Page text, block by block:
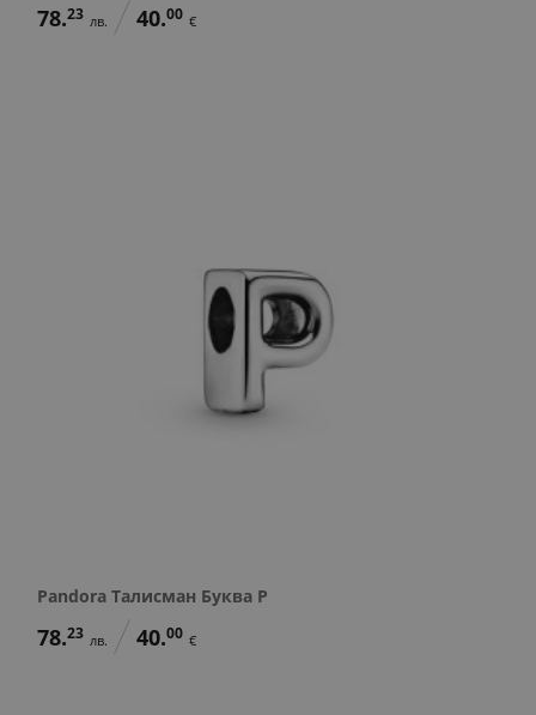
78.23 лв. 40.00 €
Pandora Талисман Буква P
78.23 лв. 40.00 €